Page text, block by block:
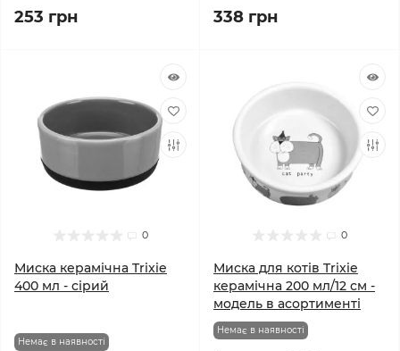
253 грн 338 грн
0
Миска керамічна Trixie
400 мл - сірий
Немає в наявності
0
Миска для котів Trixie
керамічна 200 мл/12 см -
модель в асортименті
Немає в наявності